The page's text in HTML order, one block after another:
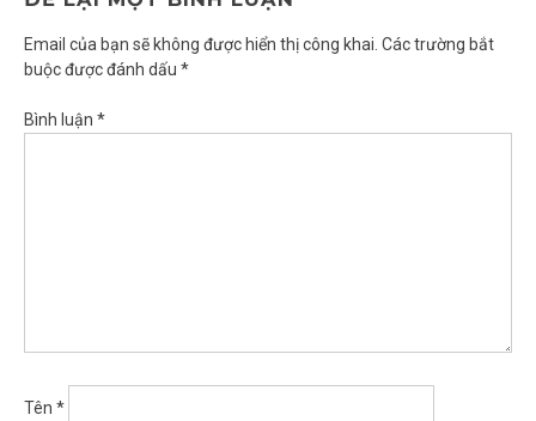
Email của bạn sẽ không được hiển thị công khai. Các trường bắt
buộc được đánh dấu *
Bình luận *
Tên *